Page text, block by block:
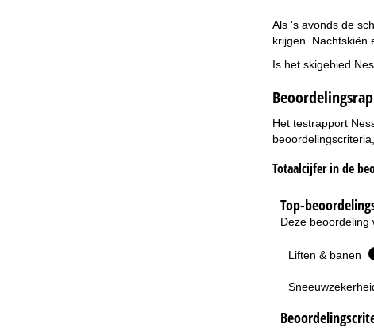
Als 's avonds de
krijgen. Nachtskiën
Is het skigebied
Het testrapport
Totaalcijfer in de
Top-
Deze beoordeling
Liften & banen